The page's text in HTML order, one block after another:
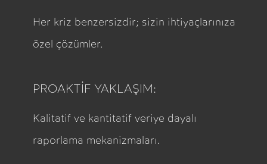
Her kriz benzersizdir; sizin ihtiyaçlarınıza
özel çözümler.
PROAKTİF YAKLAŞIM:
Kalitatif ve kantitatif veriye dayalı
raporlama mekanizmaları.